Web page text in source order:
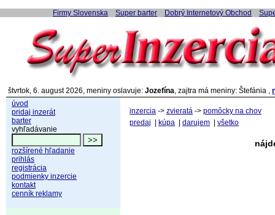
Firmy Slovenska Super barter Dobrý Internetový Obchod
štvrtok, 6. august 2026, meniny oslavuje: Jozefína, zajtra má meniny: Štefánia ,
úvod
pridaj inzerát
barter
vyhľadávanie
rozšírené hľadanie
prihlás
registrácia
podmienky inzercie
kontakt
cenník reklamy
inzercia -> zvieratá -> pomôcky na chov
predaj
kúpa darujem všetko